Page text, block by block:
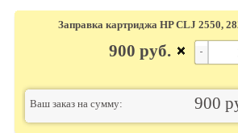
Заправка картриджа HP CLJ 2550,
900 руб.
Ваш заказ на сумму: 900